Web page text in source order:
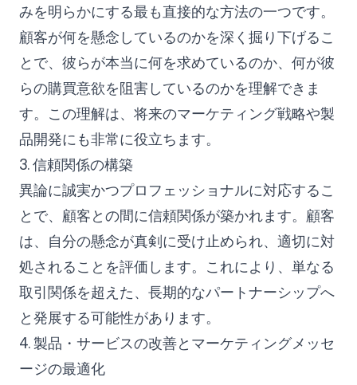
みを明らかにする最も直接的な方法の一つです。
顧客が何を懸念しているのかを深く掘り下げるこ
とで、彼らが本当に何を求めているのか、何が彼
らの購買意欲を阻害しているのかを理解できま
す。この理解は、将来のマーケティング戦略や製
品開発にも非常に役立ちます。
3. 信頼関係の構築
異論に誠実かつプロフェッショナルに対応するこ
とで、顧客との間に信頼関係が築かれます。顧客
は、自分の懸念が真剣に受け止められ、適切に対
処されることを評価します。これにより、単なる
取引関係を超えた、長期的なパートナーシップへ
と発展する可能性があります。
4. 製品・サービスの改善とマーケティングメッセ
ージの最適化